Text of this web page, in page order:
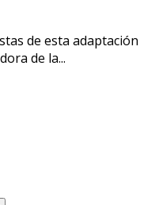
de esta adaptación
de la...